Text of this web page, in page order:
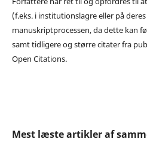
(f.eks. i institutionslagre eller på
manuskriptprocessen, da dette kan
samt tidligere og større citater fra
Open Citations.
Mest læste artikler af